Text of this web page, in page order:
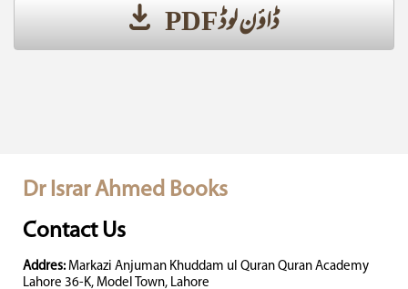
ڈاؤن لوڈ PDF
Dr Israr Ahmed Books
Contact Us
Addres: Markazi Anjuman Khuddam ul Quran Quran Academy
Lahore 36-K, Model Town, Lahore